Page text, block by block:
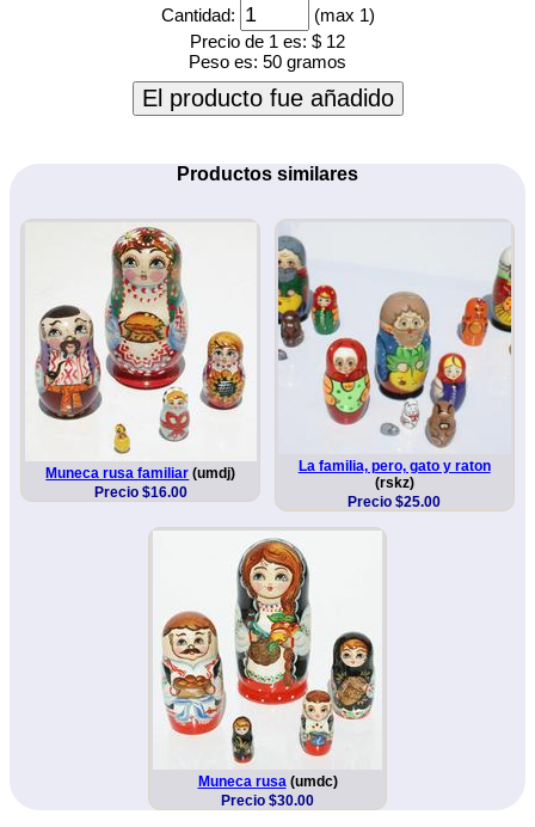
Cantidad:
(max 1)
Precio de 1 es: $ 12
Peso es: 50 gramos
El producto fue añadido
Productos similares
Muneca rusa familiar (umdj)
Precio $16.00
La familia, pero, gato y raton
(rskz)
Precio $25.00
Muneca rusa(umdc)
Precio $30.00